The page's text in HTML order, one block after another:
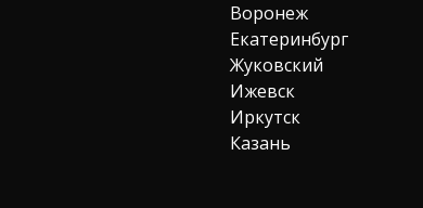
Воронеж
Екатеринбург
Жуковский
Ижевск
Иркутск
Казань